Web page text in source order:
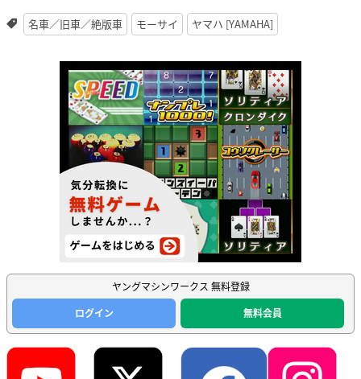
名車／旧車／絶版車 モーサイ ヤマハ [YAMAHA]
ヤングマシンワークス 無料登録
ログイン
無料会員